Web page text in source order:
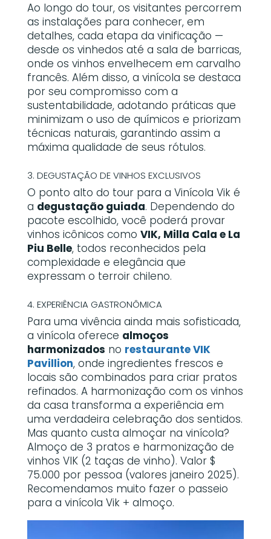
Ao longo do tour, os visitantes percorrem
as instalações para conhecer, em
detalhes, cada etapa da vinificação —
desde os vinhedos até a sala de barricas,
onde os vinhos envelhecem em carvalho
francês. Além disso, a vinícola se destaca
por seu compromisso com a
sustentabilidade, adotando práticas que
minimizam o uso de químicos e priorizam
técnicas naturais, garantindo assim a
máxima qualidade de seus rótulos.
3. DEGUSTAÇÃO DE VINHOS EXCLUSIVOS
O ponto alto do tour para a Vinícola Vik é
a degustação guiada. Dependendo do
pacote escolhido, você poderá provar
vinhos icônicos como VIK, Milla Cala e La
Piu Belle, todos reconhecidos pela
complexidade e elegância que
expressam o terroir chileno.
4. EXPERIÊNCIA GASTRONÔMICA
Para uma vivência ainda mais sofisticada,
a vinícola oferece almoços
harmonizados no restaurante VIK
Pavillion, onde ingredientes frescos e
locais são combinados para criar pratos
refinados. A harmonização com os vinhos
da casa transforma a experiência em
uma verdadeira celebração dos sentidos.
Mas quanto custa almoçar na vinícola?
Almoço de 3 pratos e harmonização de
vinhos VIK (2 taças de vinho). Valor $
75.000 por pessoa (valores janeiro 2025).
Recomendamos muito fazer o passeio
para a vinícola Vik + almoço.